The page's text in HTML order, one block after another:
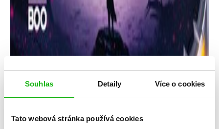
Souhlas Detaily Více o cookies
Tato webová stránka používá cookies